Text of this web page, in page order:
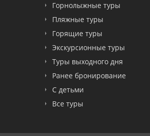
Горнолыжные туры
Пляжные туры
Горящие туры
Экскурсионные туры
Туры выходного дня
Ранее бронирование
С детьми
Все туры